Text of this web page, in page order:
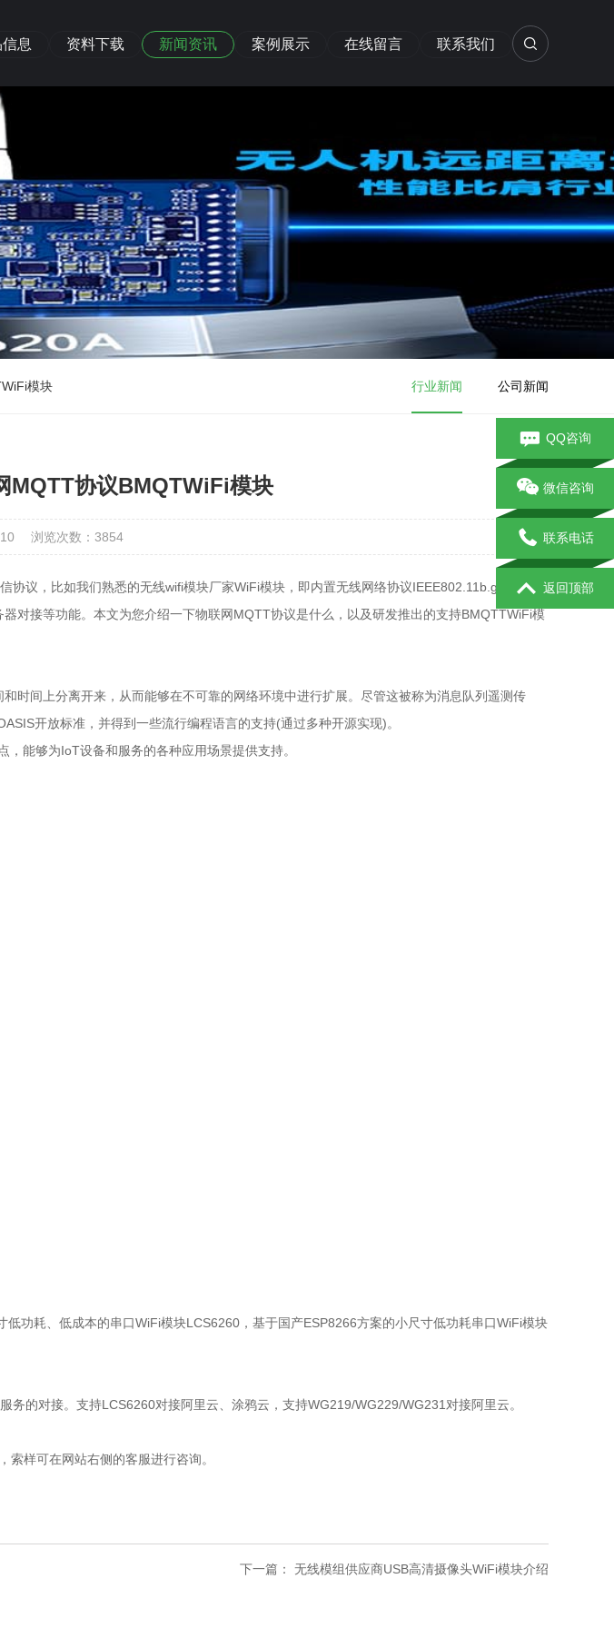
息 资料下载 新闻资讯 案例展示 在线留言 联系我们
模块 行业新闻 公司新闻
MQTT协议BMQTWiFi模块
浏览次数：3854
议，比如我们熟悉的无线wifi模块厂家WiFi模块，即内置无线网络协议IEEE802.11b.g.n.ac协
对接等功能。本文为您介绍一下物联网MQTT协议是什么，以及研发推出的支持BMQTTWiFi模
时间上分离开来，从而能够在不可靠的网络环境中进行扩展。尽管这被称为消息队列遥测传
开放标准，并得到一些流行编程语言的支持(通过多种开源实现)。
能够为IoT设备和服务的各种应用场景提供支持。
功耗、低成本的串口WiFi模块LCS6260，基于国产ESP8266方案的小尺寸低功耗串口WiFi模块
的对接。支持LCS6260对接阿里云、涂鸦云，支持WG219/WG229/WG231对接阿里云。
样可在网站右侧的客服进行咨询。
下一篇： 无线模组供应商USB高清摄像头WiFi模块介绍
QQ咨询
微信咨询
联系电话
返回顶部